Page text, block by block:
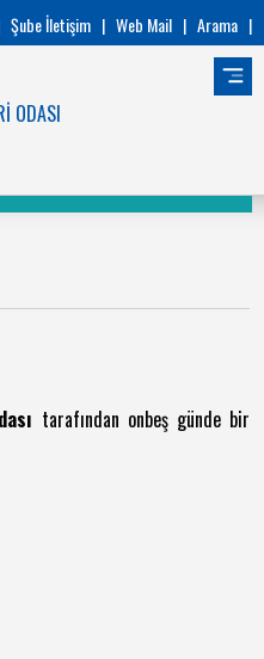
Şube İletişim | Web Mail | Arama |
ODASI
tarafından onbeş günde bir